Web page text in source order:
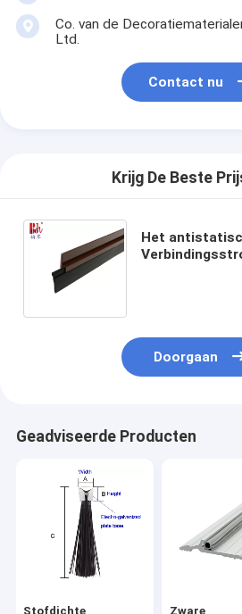
Co. van de
Ltd.
Contact nu
Krijg De Beste
Het
Doorgaan
Geadviseerde Producten
Stofdichte Zware